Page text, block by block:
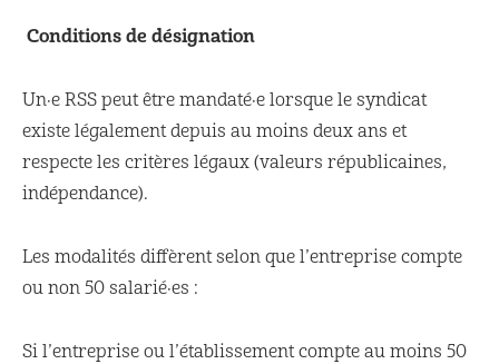
Conditions de désignation
Un·e RSS peut être mandaté·e lorsque le syndicat
existe légalement depuis au moins deux ans et
respecte les critères légaux (valeurs républicaines,
indépendance).
Les modalités diffèrent selon que l’entreprise compte
ou non 50 salarié·es :
Si l’entreprise ou l’établissement compte au moins 50